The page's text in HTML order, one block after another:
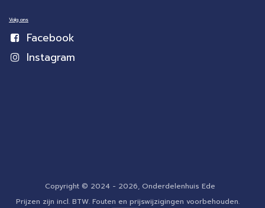
Volg ons
Facebook
Instagram
Copyright © 2024 - 2026, Onderdelenhuis Ede
Prijzen zijn incl. BTW. Fouten en prijswijzigingen voorbehouden.